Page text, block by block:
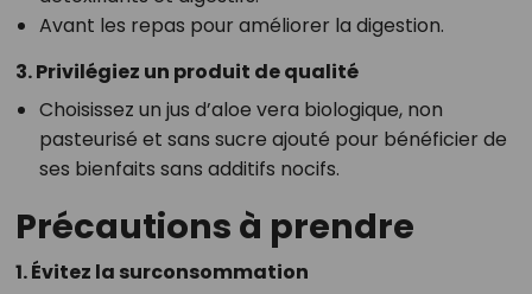
Avant les repas pour améliorer la digestion.
3. Privilégiez un produit de qualité
Choisissez un jus d’aloe vera biologique, non
pasteurisé et sans sucre ajouté pour bénéficier de
ses bienfaits sans additifs nocifs.
Précautions à prendre
1. Évitez la surconsommation